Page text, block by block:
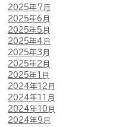
2025年7月
2025年6月
2025年5月
2025年4月
2025年3月
2025年2月
2025年1月
2024年12月
2024年11月
2024年10月
2024年9月